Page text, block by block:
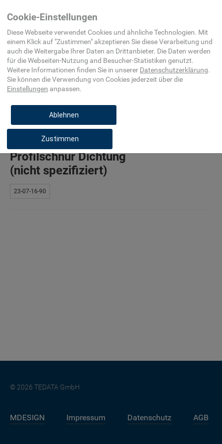
Befestigungsmittel, Beschlag
O-Ring
Rundschnur-,
Profilschnur Dichtung
(nicht spezifiziert)
23-07-16-90
© 2026 TEDATA GmbH
MDESIGN Impressum Datenschutz AGB
Cookie-Einstellungen
Diese Webseite verwendet Cookies und ähnliche Technologien. Mit
einem Klick auf "Zustimmen" akzeptieren Sie diese Verarbeitung und
auch die Weitergabe Ihrer Daten an Drittanbieter. Die Daten werden
für dieWebseiten-Nutzung and Besucher-Statistiken genutzt.
Weitere Informationen finden Sie in unserer Datenschutzerklärung.
Sie können die Verwendung von Cookies jederzeit über die
Einstellungen anpassen.
Ablehnen
Zustimmen